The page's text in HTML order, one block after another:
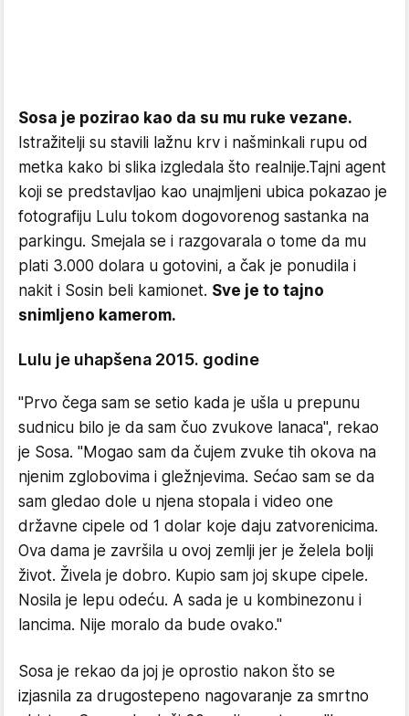
Sosa je pozirao kao da su mu ruke vezane.
Istražitelji su stavili lažnu krv i našminkali rupu od
metka kako bi slika izgledala što realnije.Tajni agent
koji se predstavljao kao unajmljeni ubica pokazao je
fotografiju Lulu tokom dogovorenog sastanka na
parkingu. Smejala se i razgovarala o tome da mu
plati 3.000 dolara u gotovini, a čak je ponudila i
nakit i Sosin beli kamionet. Sve je to tajno
snimljeno kamerom.
Lulu je uhapšena 2015. godine
"Prvo čega sam se setio kada je ušla u prepunu
sudnicu bilo je da sam čuo zvukove lanaca", rekao
je Sosa. "Mogao sam da čujem zvuke tih okova na
njenim zglobovima i gležnjevima. Sećao sam se da
sam gledao dole u ​​njena stopala i video one
državne cipele od 1 dolar koje daju zatvorenicima.
Ova dama je završila u ovoj zemlji jer je želela bolji
život. Živela je dobro. Kupio sam joj skupe cipele.
Nosila je lepu odeću. A sada je u kombinezonu i
lancima. Nije moralo da bude ovako."
Sosa je rekao da joj je oprostio nakon što se
izjasnila za drugostepeno nagovaranje za smrtno